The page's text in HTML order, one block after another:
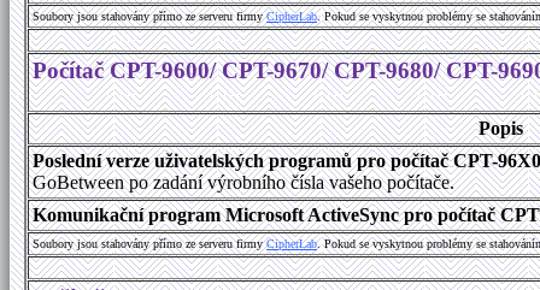
Soubory jsou stahovány přímo ze serveru firmyCipherLab. Pokud se vyskytnou problémy se
Počítač CPT-9600/ CPT-9670/ CPT-9680/ CPT-
Popis
Poslední verze uživatelských programů pro počítač CPT-96X0
GoBetween po zadání výrobního čísla vašeho počítače.
Komunikační program Microsoft ActiveSync pro počítač
Soubory jsou stahovány přímo ze serveru firmyCipherLab. Pokud se vyskytnou problémy se